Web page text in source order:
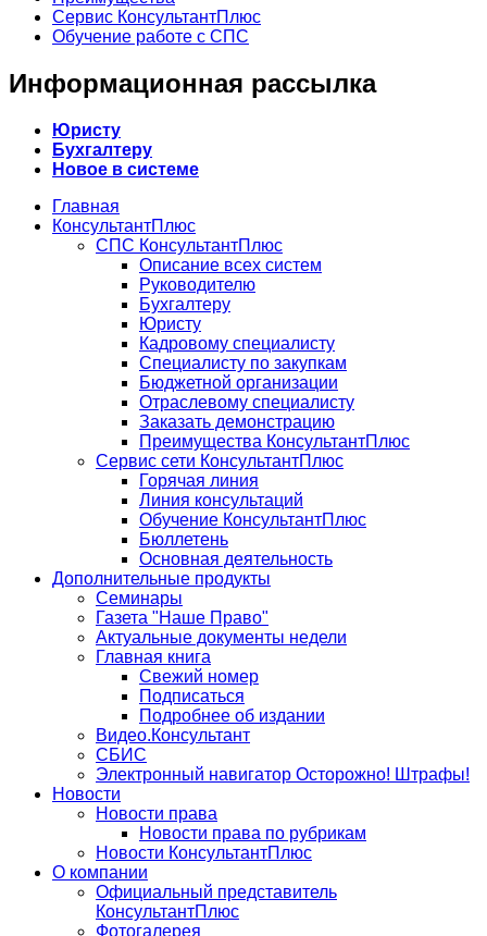
Сервис КонсультантПлюс
Обучение работе с СПС
Информационная рассылка
Юристу
Бухгалтеру
Новое в системе
Главная
КонсультантПлюс
СПС КонсультантПлюс
Описание всех систем
Руководителю
Бухгалтеру
Юристу
Кадровому специалисту
Специалисту по закупкам
Бюджетной организации
Отраслевому специалисту
Заказать демонстрацию
Преимущества КонсультантПлюс
Сервис сети КонсультантПлюс
Горячая линия
Линия консультаций
Обучение КонсультантПлюс
Бюллетень
Основная деятельность
Дополнительные продукты
Семинары
Газета "Наше Право"
Актуальные документы недели
Главная книга
Свежий номер
Подписаться
Подробнее об издании
Видео.Консультант
СБИС
Электронный навигатор Осторожно! Штрафы!
Новости
Новости права
Новости права по рубрикам
Новости КонсультантПлюс
О компании
Официальный представитель
КонсультантПлюс
Фотогалерея